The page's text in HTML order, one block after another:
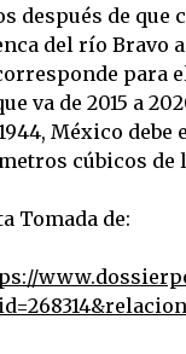
después de que
del río Bravo
para
va de 2015 a
México
cúbicos de
Tomada de: